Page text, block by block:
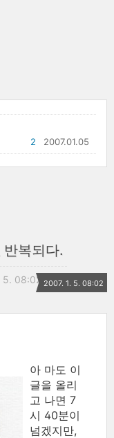
2007.01.05
2
복되다.
5. 08:02 2007. 1. 5. 08:02
아 마도 이
글을 올리
고 나면 7
시 40분이
넘겠지만,